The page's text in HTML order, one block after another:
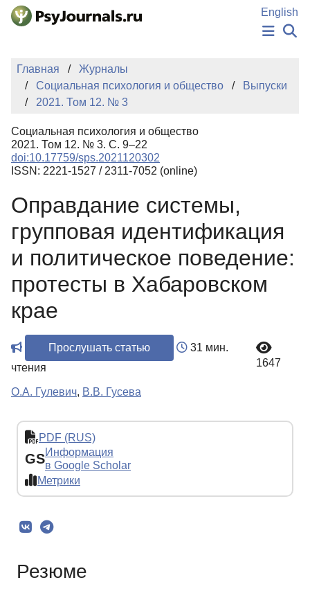
Перейти к основному содержанию
English
НОВОСТИ
ИЗДАНИЯ
БАЗА ЗНАНИЙ
КЛЮЧЕВЫЕ СЛОВА
Регистрация
Главная
Журналы
Социальная психология и общество
Выпуски
2021. Том 12. № 3
Социальная психология и общество
2021. Том 12. № 3. С. 9–22
doi:10.17759/sps.2021120302
ISSN: 2221-1527 / 2311-7052 (online)
Оправдание системы,
групповая идентификация
и политическое поведение:
протесты в Хабаровском
крае
Прослушать статью
31 мин.
чтения
1647
О.А. Гулевич, В.В. Гусева
PDF (RUS)
GSИнформация
в Google Scholar
Метрики
Резюме